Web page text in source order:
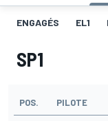
ENGAGÉS EL1
SP1
POS. PILOTE